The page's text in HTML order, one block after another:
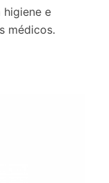
higiene e
médicos.